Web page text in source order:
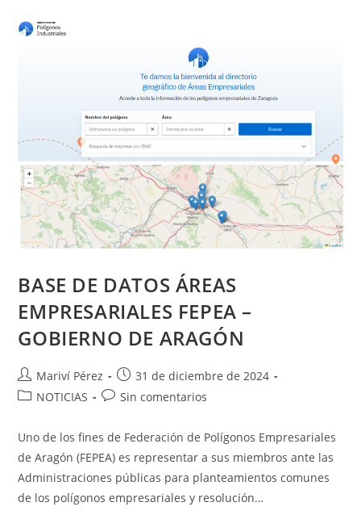
BASE DE DATOS ÁREAS
EMPRESARIALES FEPEA –
GOBIERNO DE ARAGÓN
Autor
de
Mariví Pérez
Publicación
de
31 de diciembre de 2024
Categoría
entrada:
NOTICIAS
Comentarios
entrada:
Sin comentarios
Uno de los fines de Federación de Polígonos Empresariales
de Aragón (FEPEA) es representar a sus miembros ante las
Administraciones públicas para planteamientos comunes
de los polígonos empresariales y resolución…